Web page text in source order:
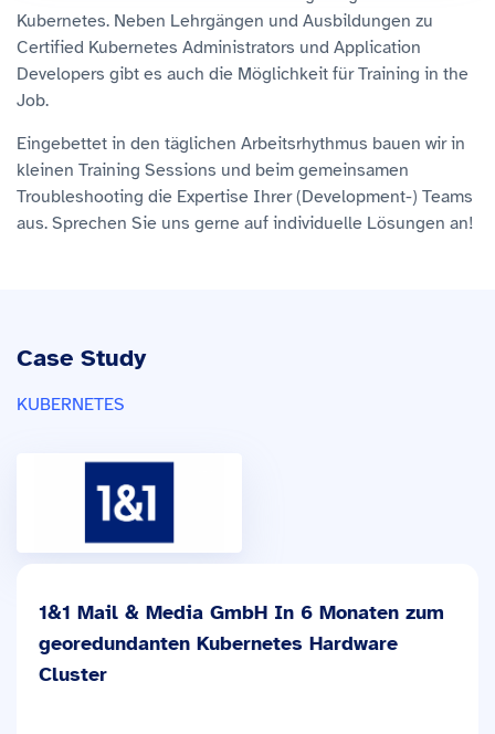
Kubernetes. Neben Lehrgängen und Ausbildungen zu
Certified Kubernetes Administrators und Application
Developers gibt es auch die Möglichkeit für Training in the
Job.
Eingebettet in den täglichen Arbeitsrhythmus bauen wir in
kleinen Training Sessions und beim gemeinsamen
Troubleshooting die Expertise Ihrer (Development-) Teams
aus. Sprechen Sie uns gerne auf individuelle Lösungen an!
Case Study
KUBERNETES
1&1 Mail & Media GmbH In 6 Monaten zum
georedundanten Kubernetes Hardware
Cluster